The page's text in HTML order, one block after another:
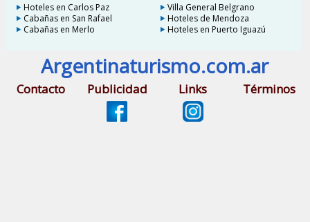
Hoteles en Carlos Paz
Villa General Belgrano
Cabañas en San Rafael
Hoteles de Mendoza
Cabañas en Merlo
Hoteles en Puerto Iguazú
Argentinaturismo.com.ar
Contacto Publicidad Links Términos